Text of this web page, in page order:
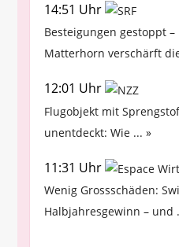
14:51 Uhr
Besteigungen gestoppt
Matterhorn verschärft
12:01 Uhr
Flugobjekt mit
unentdeckt: Wie ... »
11:31 Uhr
Wenig Grossschäden:
Halbjahresgewinn – und